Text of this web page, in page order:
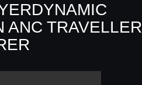
ANC TRAVELLER